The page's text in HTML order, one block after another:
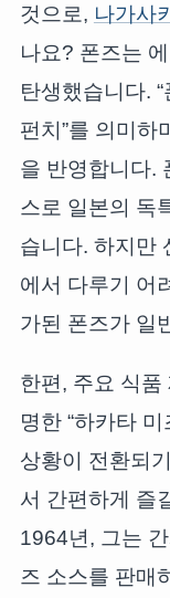
것으로, 나가사
나요? 폰즈는
탄생했습니다.
펀치”를 의미하
을 반영합니다.
스로 일본의 독
습니다. 하지만
에서 다루기 어
가된 폰즈가 일
한편, 주요 식
명한 “하카타
상황이 전환되
서 간편하게 즐
1964년, 그는
즈 소스를 판매